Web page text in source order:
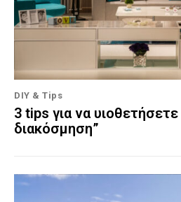
DIY & Tips
3 tips για να
διακόσμηση”